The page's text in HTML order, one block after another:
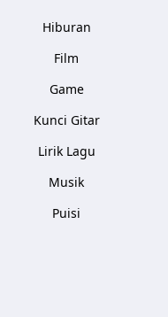
Hiburan
Film
Game
Kunci Gitar
Lirik Lagu
Musik
Puisi